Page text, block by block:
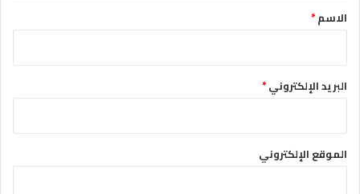
*الاسم*
البريد الإلكتروني*
الموقع الإلكتروني